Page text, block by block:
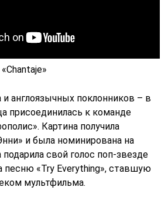
англоязычных поклонников – в
присоединилась к команде
Картина получила
и была номинирована на
подарила свой голос поп-звезде
песню «Try Everything», ставшую
мультфильма.